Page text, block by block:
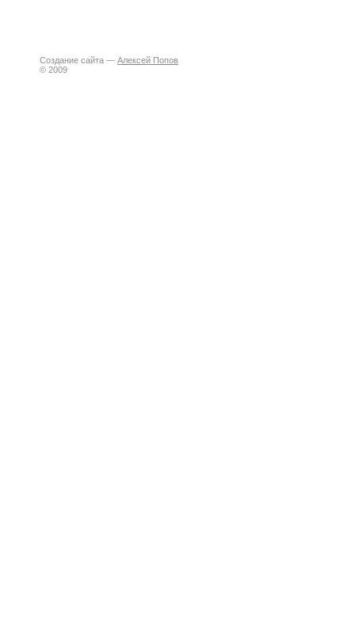
Создание сайта — Алексей Попов
© 2009